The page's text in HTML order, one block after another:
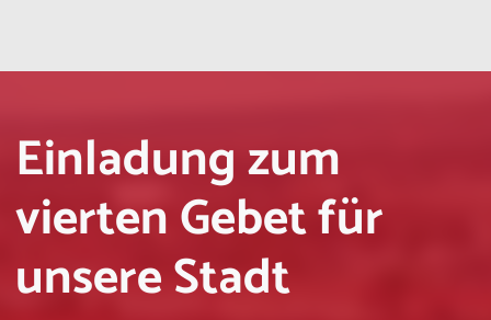
Einladung zum
vierten Gebet für
unsere Stadt